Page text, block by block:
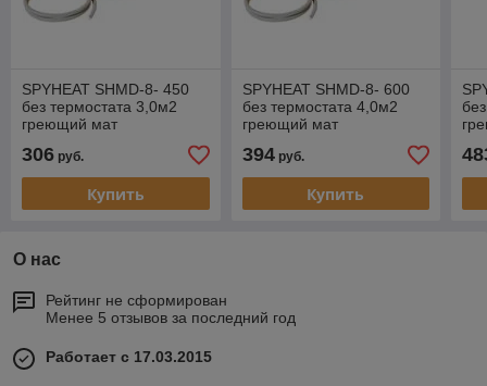
SPYHEAT SHMD-8- 450
без термостата 3,0м2
греющий мат
306 руб.
Купить
SPYHEAT SHMD-8- 600
без термостата 4,0м2
греющий мат
394руб.
Купить
О нас
Рейтинг не сформирован
Менее 5 отзывов за последний год
Работает с 17.03.2015